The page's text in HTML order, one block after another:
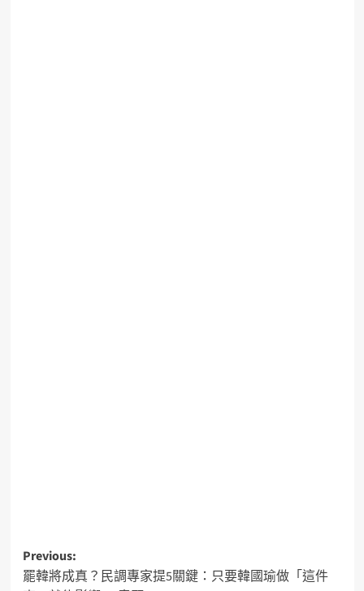
Previous:
罷韓將成真？民調專家提5關鍵：只要韓國瑜做「這件